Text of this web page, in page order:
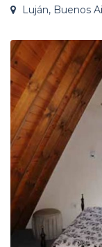
Luján, Buenos